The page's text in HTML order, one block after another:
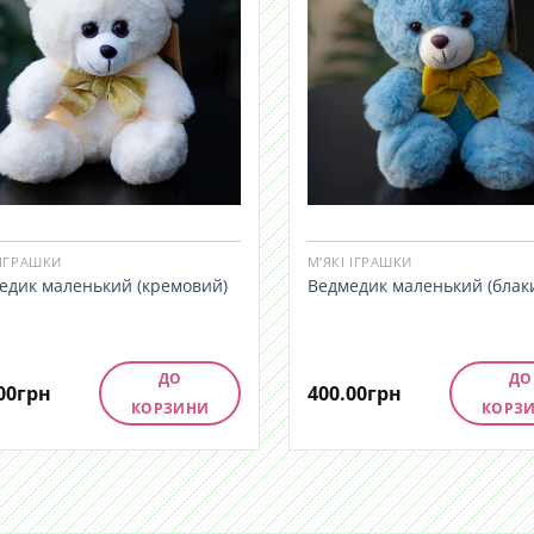
маленький (кремовий)
грн
ДО
КОРЗИНИ
М’ЯКІ ІГРАШКИ
Ведмедик маленький
400.00грн
ДО